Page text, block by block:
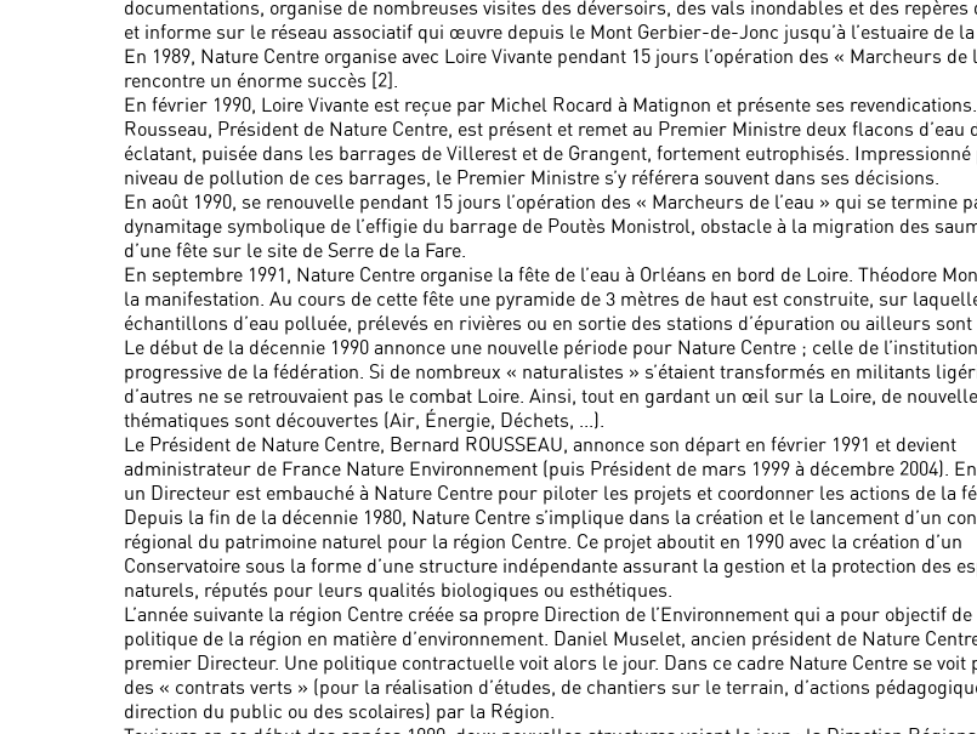
documentations, organise de nombreuses visites des déversoirs, des vals inondables et des repères
et informe sur le réseau associatif qui œuvre depuis le Mont Gerbier-de-Jonc jusqu’à l’estuaire de
En 1989, Nature Centre organise avec Loire Vivante pendant 15 jours l’opération des « Marcheurs de
rencontre un énorme succès [2].
En février 1990, Loire Vivante est reçue par Michel Rocard à Matignon et présente ses
Rousseau, Président de Nature Centre, est présent et remet au Premier Ministre deux flacons d’eau
éclatant, puisée dans les barrages de Villerest et de Grangent, fortement eutrophisés.
niveau de pollution de ces barrages, le Premier Ministre s’y référera souvent dans ses décisions.
En août 1990, se renouvelle pendant 15 jours l’opération des « Marcheurs de l’eau » qui se termine
dynamitage symbolique de l’effigie du barrage de Poutès Monistrol, obstacle à la migration des
d’une fête sur le site de Serre de la Fare.
En septembre 1991, Nature Centre organise la fête de l’eau à Orléans en bord de Loire. Théodore
la manifestation. Au cours de cette fête une pyramide de 3 mètres de haut est construite, sur
échantillons d’eau polluée, prélevés en rivières ou en sortie des stations d’épuration ou ailleurs
Le début de la décennie 1990 annonce une nouvelle période pour Nature Centre ; celle de
progressive de la fédération. Si de nombreux « naturalistes » s’étaient transformés en militants
d’autres ne se retrouvaient pas le combat Loire. Ainsi, tout en gardant un œil sur la Loire, de
thématiques sont découvertes (Air, Énergie, Déchets, ...).
Le Président de Nature Centre, Bernard ROUSSEAU, annonce son départ en février 1991 et devient
administrateur de France Nature Environnement (puis Président de mars 1999 à décembre 2004).
un Directeur est embauché à Nature Centre pour piloter les projets et coordonner les actions de la
Depuis la fin de la décennie 1980, Nature Centre s’implique dans la création et le lancement d’un
régional du patrimoine naturel pour la région Centre. Ce projet aboutit en 1990 avec la création d’un
Conservatoire sous la forme d’une structure indépendante assurant la gestion et la protection des
naturels, réputés pour leurs qualités biologiques ou esthétiques.
L’année suivante la région Centre créée sa propre Direction de l’Environnement qui a pour objectif
politique de la région en matière d’environnement. Daniel Muselet, ancien président de Nature
premier Directeur. Une politique contractuelle voit alors le jour. Dans ce cadre Nature Centre se voit
des « contrats verts » (pour la réalisation d’études, de chantiers sur le terrain, d’actions
direction du public ou des scolaires) par la Région.